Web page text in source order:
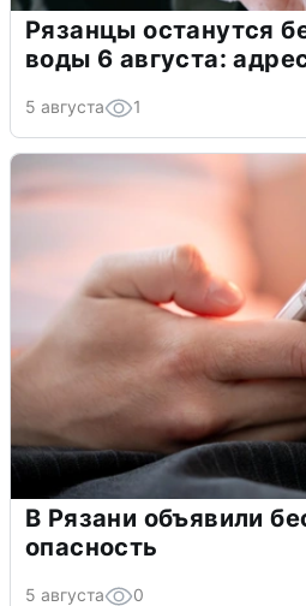
Рязанцы останутся
воды 6 августа:
5 августа 1
В Рязани объявили
опасность
5 августа 0